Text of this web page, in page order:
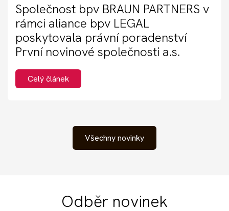
Společnost bpv BRAUN PARTNERS v
rámci aliance bpv LEGAL
poskytovala právní poradenství
První novinové společnosti a.s.
Celý článek
Všechny novinky
Odběr novinek